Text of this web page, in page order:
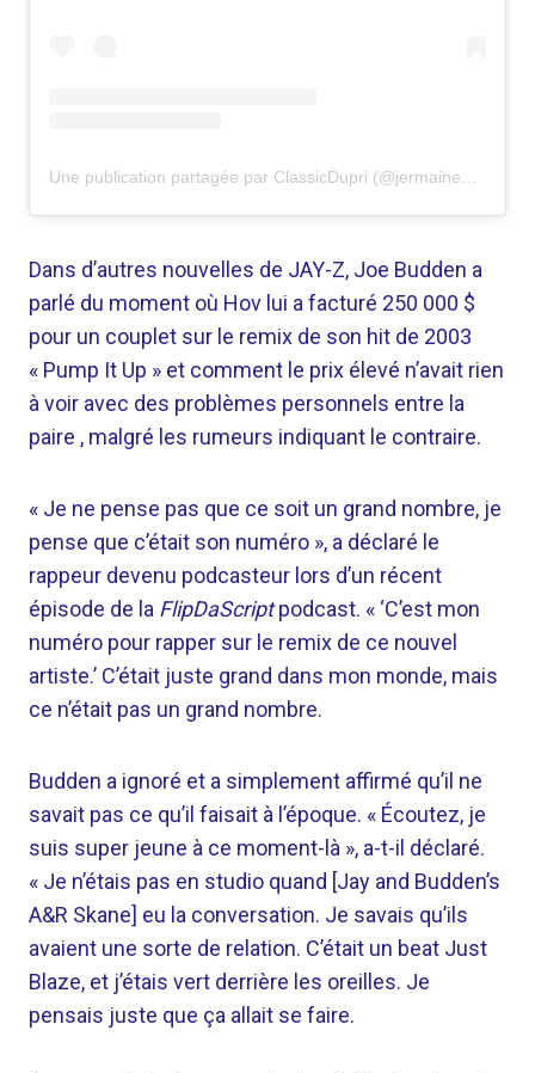
Dans d’autres nouvelles de JAY-Z, Joe Budden a
parlé du moment où Hov lui a facturé 250 000 $
pour un couplet sur le remix de son hit de 2003
« Pump It Up » et comment le prix élevé n’avait rien
à voir avec des problèmes personnels entre la
paire , malgré les rumeurs indiquant le contraire.
« Je ne pense pas que ce soit un grand nombre, je
pense que c’était son numéro », a déclaré le
rappeur devenu podcasteur lors d’un récent
épisode de la FlipDaScriptpodcast. « ‘C’est mon
numéro pour rapper sur le remix de ce nouvel
artiste.’ C’était juste grand dans mon monde, mais
ce n’était pas un grand nombre.
Budden a ignoré et a simplement affirmé qu’il ne
savait pas ce qu’il faisait à l’époque. « Écoutez, je
suis super jeune à ce moment-là », a-t-il déclaré.
« Je n’étais pas en studio quand [Jay and Budden’s
A&R Skane] eu la conversation. Je savais qu’ils
avaient une sorte de relation. C’était un beat Just
Blaze, et j’étais vert derrière les oreilles. Je
pensais juste que ça allait se faire.